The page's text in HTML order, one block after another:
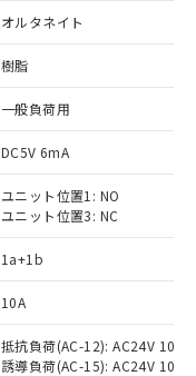
オルタネイト
樹脂
一般負荷用
DC5V 6mA
ユニット位置1: NO
ユニット位置3: NC
1a+1b
10A
抵抗負荷(AC-12): AC24V 10A/
誘導負荷(AC-15): AC24V